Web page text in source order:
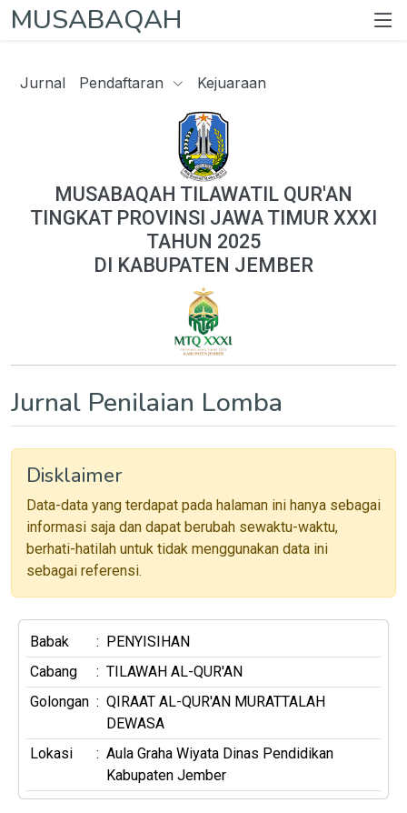
MUSABAQAH
Jurnal Pendaftaran Kejuaraan
MUSABAQAH TILAWATIL QUR'AN
TINGKAT PROVINSI JAWA TIMUR XXXI
TAHUN 2025
DI KABUPATEN JEMBER
Jurnal Penilaian Lomba
Disklaimer
Data-data yang terdapat pada halaman ini hanya sebagai
informasi saja dan dapat berubah sewaktu-waktu,
berhati-hatilah untuk tidak menggunakan data ini
sebagai referensi.
Babak : PENYISIHAN
Cabang
: TILAWAH AL-QUR'AN
Golongan : QIRAAT AL-QUR'AN MURATTALAH
DEWASA
Lokasi
: Aula Graha Wiyata Dinas Pendidikan
Kabupaten Jember